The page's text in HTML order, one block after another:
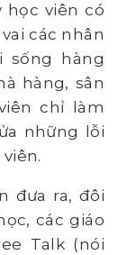
học viên có
các nhân
sống hàng
hàng, sân
chỉ làm
những lỗi
đưa ra, đôi
các giáo
Talk (nói